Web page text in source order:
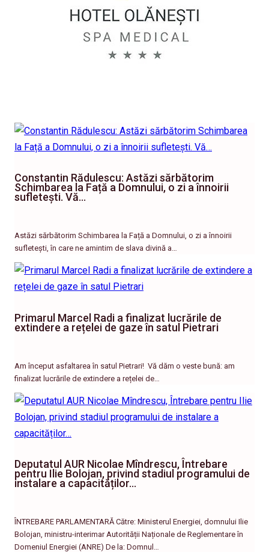
Constantin Rădulescu: Astăzi sărbătorim
Schimbarea la Față a Domnului, o zi a înnoirii
sufletești. Vă…
Astăzi sărbătorim Schimbarea la Față a Domnului, o zi a înnoirii
sufletești, în care ne amintim de slava divină a…
Primarul Marcel Radi a finalizat lucrările de
extindere a rețelei de gaze în satul Pietrari
Am început asfaltarea în satul Pietrari! ​ Vă dăm o veste bună: am
finalizat lucrările de extindere a rețelei de…
Deputatul AUR Nicolae Mîndrescu, Întrebare
pentru Ilie Bolojan, privind stadiul programului de
instalare a capacităților…
ÎNTREBARE PARLAMENTARĂ Către: Ministerul Energiei, domnului Ilie
Bolojan, ministru-interimar Autorității Naționale de Reglementare în
Domeniul Energiei (ANRE) De la: Domnul…